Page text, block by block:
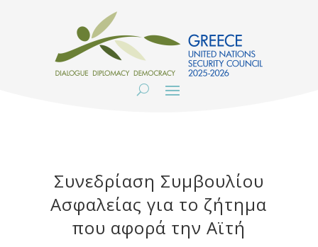
Συνεδρίαση Συμβουλίου
Ασφαλείας για το ζήτημα
που αφορά την Αϊτή